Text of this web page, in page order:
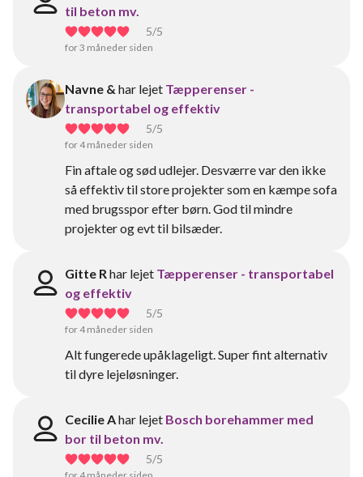
til beton mv.
5/5
for 3 måneder siden
Navne & har lejet Tæpperenser -
transportabel og effektiv
5/5
for 4 måneder siden
Fin aftale og sød udlejer. Desværre var den ikke
så effektiv til store projekter som en kæmpe sofa
med brugsspor efter børn. God til mindre
projekter og evt til bilsæder.
Gitte Rhar lejet Tæpperenser - transportabel
og effektiv
5/5
for 4 måneder siden
Alt fungerede upåklageligt. Super fint alternativ
til dyre lejeløsninger.
Cecilie Ahar lejet Bosch borehammer med
bor til beton mv.
5/5